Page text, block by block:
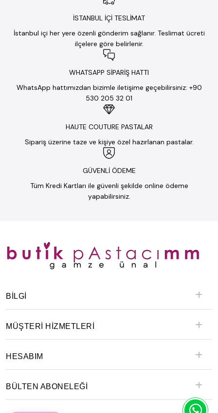
İSTANBUL İÇİ TESLİMAT
İstanbul içi her yere özenli gönderim sağlanır. Teslimat ücreti
ilçelere göre belirlenir.
WHATSAPP SİPARİŞ HATTI
WhatsApp hattımızdan bizimle iletişime geçebilirsiniz: +90
530 205 32 01
HAUTE COUTURE PASTALAR
Sipariş üzerine taze ve kişiye özel hazırlanan pastalar.
GÜVENLİ ÖDEME
Tüm Kredi Kartları ile güvenli şekilde online ödeme
yapabilirsiniz.
BILGI
MÜŞTERİ HİZMETLERİ
HESABIM
BÜLTEN ABONELEĞİ